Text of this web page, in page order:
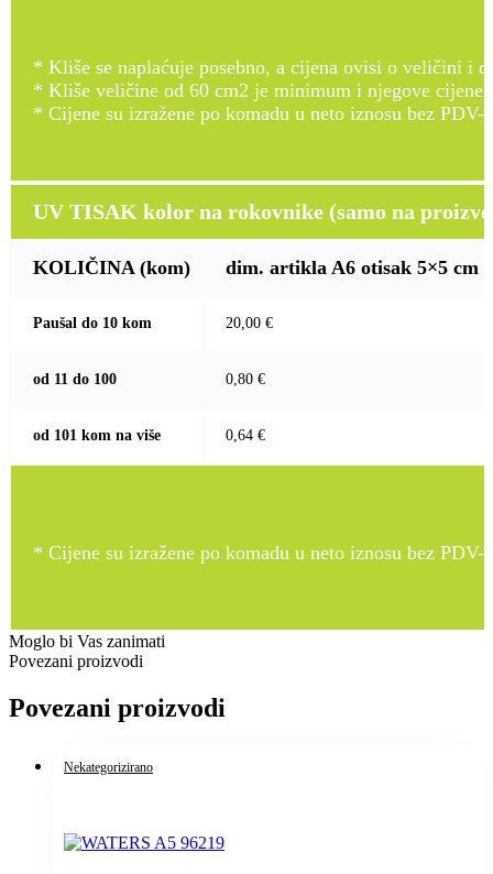
* Kliše se naplaćuje posebno, a cijena ovisi o veličini i
* Kliše veličine od 60 cm2 je minimum i njegove cijene
* Cijene su izražene po komadu u neto iznosu bez PDV-
UV TISAK kolor na rokovnike (samo na
KOLIČINA (kom) dim. artikla A6 otisak 5×5 cm
Paušal do 10 kom 20,00 €
od 11 do 100 0,80 €
od 101 kom na više 0,64 €
* Cijene su izražene po komadu u neto iznosu bez PDV-
Moglo bi Vas zanimati
Povezani proizvodi
Povezani proizvodi
Nekategorizirano